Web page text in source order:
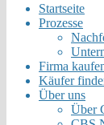
Startseite
Prozesse
Firma
Käufer
Über uns
Über